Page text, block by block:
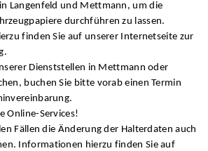
Langenfeld und Mettmann, um die
durchführen zu lassen.
finden Sie auf unserer Internetseite zur
.
Dienststellen in Mettmann oder
buchen Sie bitte vorab einen Termin
Online-Services!
Fällen die Änderung der Halterdaten auch
Informationen hierzu finden Sie auf